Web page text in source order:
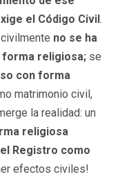
el Código Civil.
no se ha
forma religiosa; se
con forma
matrimonio civil,
la realidad: un
religiosa
Registro como
efectos civiles!